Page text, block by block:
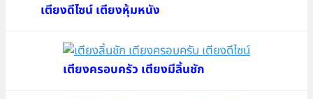
เตียงดีไซน์ เตียงหุ้มหนัง
เตียงครอบครัว เตียงมีลิ้นชัก